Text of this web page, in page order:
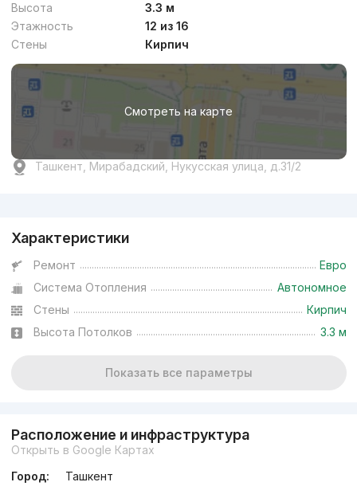
Высота
3.3 м
Этажность
12 из 16
Стены
Кирпич
Смотреть на карте
Ташкент, Мирабадский, Нукусская улица, д.31/2
Характеристики
Ремонт
Евро
Система Отопления
Автономное
Стены
Кирпич
Высота Потолков
3.3 м
Показать все параметры
Расположение и инфраструктура
Открыть в Google Картах
Город:
Ташкент